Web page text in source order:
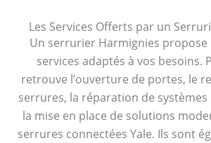
Les Services Offerts par un
Un serrurier Harmignies propose
services adaptés à vos besoins.
retrouve l’ouverture de portes, le
serrures, la réparation de
la mise en place de solutions
serrures connectées Yale. Ils sont